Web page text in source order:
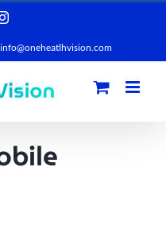
Instagram
info@oneheatlhvision.com